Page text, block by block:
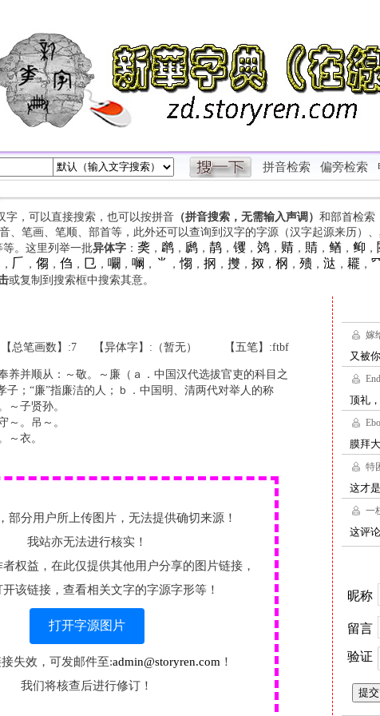
拼音检索 偏旁检索
字，可以直接搜索，也可以按拼音（拼音搜索，无需输入声调） 和部首检索
、笔画、笔顺、部首等，此外还可以查询到汉字的字源（汉字起源来历）
等。这里列举一批异体字： 䶮 ， 䴙， 䴘， 䴖， 䦆， 䴔， 䞍， 䝼， 䲡 ， 䲟 ，
， 𠂆 ， 㑳 ， 㑇 ， 㔾 ， 㘚 ， 㘎 ， ⺌ ， 㥮 ， 㧏 ， 㩳， 㧐 ， 㭎 ， 㱮， 㳠 ， 䎱 ，
或复制到搜索框中搜索其意。
【总笔画数】:7 【异体字】:（暂无） 【五笔】:ftbf
养并顺从：～敬。～廉（ａ．中国汉代选拔官吏的科目之
子；“廉”指廉洁的人；ｂ．中国明、清两代对举人的称
～子贤孙。
～。吊～。
～衣。
部分用户所上传图片，无法提供确切来源！
我站亦无法进行核实！
权益，在此仅提供其他用户分享的图片链接，
该链接，查看相关文字的字源字形等！
打开字源图片
失效，可发邮件至:admin@storyren.com ！
我们将核查后进行修订！